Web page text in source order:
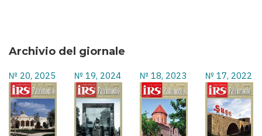
Archivio del giornale
№ 20, 2025 № 19, 2024 № 18, 2023 № 17, 2022